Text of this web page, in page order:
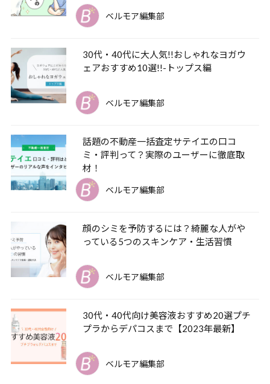
ベルモア編集部
30代・40代に大人気!!おしゃれなヨガウ
ェアおすすめ10選!!-トップス編
ベルモア編集部
話題の不動産一括査定サテイエの口コ
ミ・評判って？実際のユーザーに徹底取
材！
ベルモア編集部
顔のシミを予防するには？綺麗な人がや
っている5つのスキンケア・生活習慣
ベルモア編集部
30代・40代向け美容液おすすめ20選プチ
プラからデパコスまで【2023年最新】
ベルモア編集部